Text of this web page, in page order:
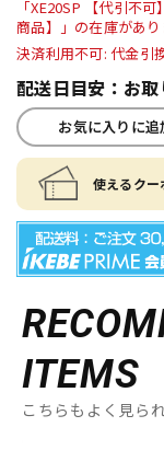
「XE20SP 【代引不
商品】」の在庫があり
決済利用不可: 代金引
配送日目安：お
お気に入りに追
使えるク
ITEMS
こちらもよく見ら